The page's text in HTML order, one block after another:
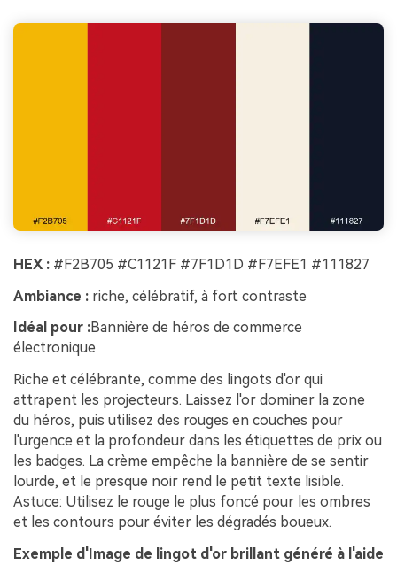
HEX : #F2B705 #C1121F #7F1D1D #F7EFE1 #111827
Ambiance : riche, célébratif, à fort contraste
Idéal pour :Bannière de héros de commerce
électronique
Riche et célébrante, comme des lingots d'or qui
attrapent les projecteurs. Laissez l'or dominer la zone
du héros, puis utilisez des rouges en couches pour
l'urgence et la profondeur dans les étiquettes de prix ou
les badges. La crème empêche la bannière de se sentir
lourde, et le presque noir rend le petit texte lisible.
Astuce: Utilisez le rouge le plus foncé pour les ombres
et les contours pour éviter les dégradés boueux.
Exemple d'Image de lingot d'or brillant généré à l'aide